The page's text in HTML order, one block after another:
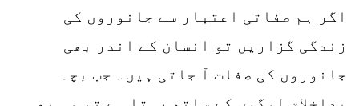
اگر ہم صفاتی اعتبار سے جانوروں کی
زندگی گزاریں تو انسان کے اندر بھی
جانوروں کی صفات آ جاتی ہیں۔ جب بچہ
بداخلاق لوگوں کے ساتھ رہتا ہے تو وہ بھی